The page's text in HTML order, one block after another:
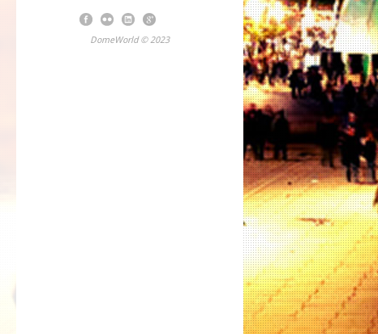
DomeWorld © 2023